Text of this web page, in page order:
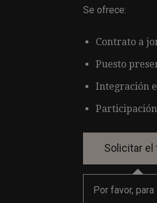
Se ofrece:
Contrato a
Puesto
Integración
Por favor,